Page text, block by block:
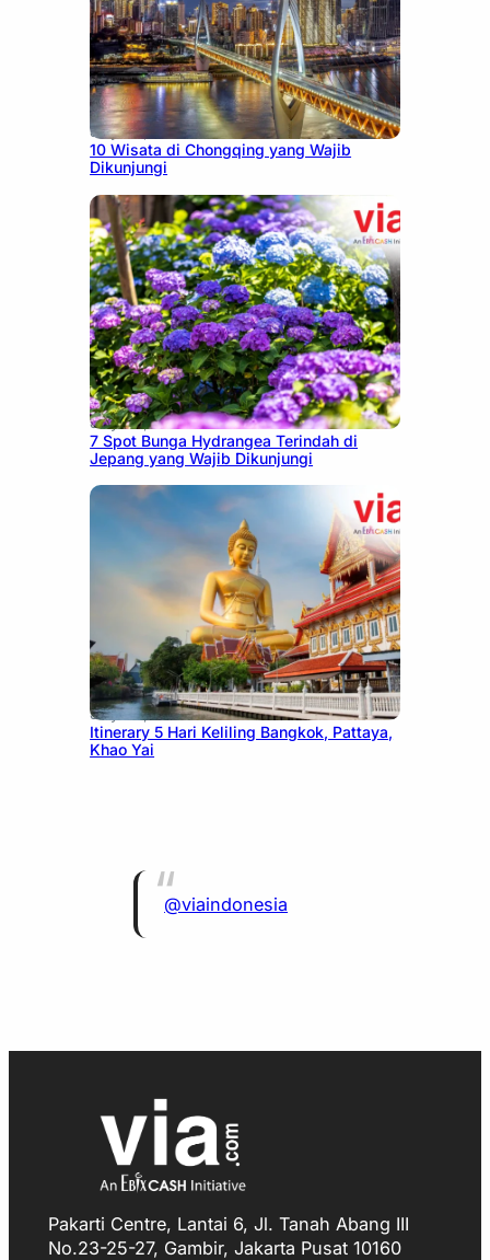
July 30, 2026
10 Wisata di Chongqing yang Wajib
Dikunjungi
July 23, 2026
7 Spot Bunga Hydrangea Terindah di
Jepang yang Wajib Dikunjungi
July 20, 2026
Itinerary 5 Hari Keliling Bangkok, Pattaya,
Khao Yai
@viaindonesia
Pakarti Centre, Lantai 6, Jl. Tanah Abang III
No.23-25-27, Gambir, Jakarta Pusat 10160